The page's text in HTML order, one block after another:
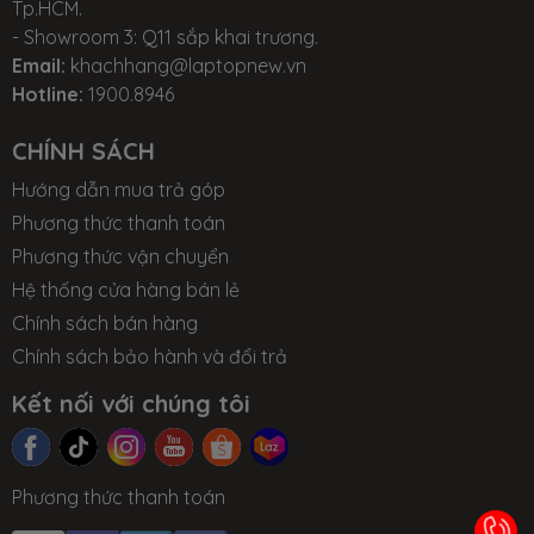
================================
★ MSIVIETNAM.vn:MSI OFFICIAL STORE
- SHOWROOM HOẠT ĐỘNG:
- CallCenter:1900.8946 -
- Chi nhánh 1: 399 Xô Viết Nghệ Tĩnh, P.Bình Thạnh,
Tp.HCM (P14, Q.Bình Thạnh cũ)
- Chi nhánh 2:
29 Tân Thành, P.Chợ lớn, Tp.HCM (P12, Q5
cũ)
- Chi nhánh 3:Quận 10 sắp khai trương
Tp.HCM.
- Showroom 3: Q11 sắp khai trương.
Email: khachhang@laptopnew.vn
Hotline: 1900.8946
CHÍNH SÁCH
Hướng dẫn mua trả góp
Phương thức thanh toán
Phương thức vận chuyển
Hệ thống cửa hàng bán lẻ
Chính sách bán hàng
Chính sách bảo hành và đổi trả
Kết nối với chúng tôi
Phương thức thanh toán